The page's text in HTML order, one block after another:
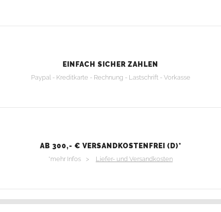
EINFACH SICHER ZAHLEN
Paypal - Kreditkarte - Rechnung - Lastschrift - Vorkasse
AB 300,- € VERSANDKOSTENFREI (D)*
*mehr Infos > Liefer- und Versandkosten